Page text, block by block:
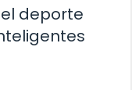
deporte